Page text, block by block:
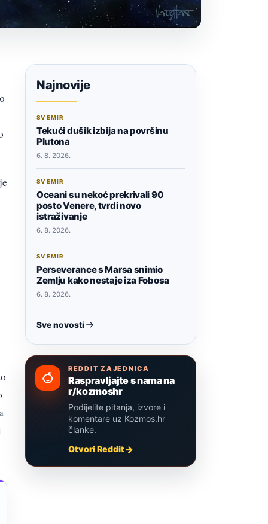
Najnovije
SVEMIR
Tekući dušik izbija na površinu
Plutona
6. 8. 2026.
SVEMIR
Oceani su nekoć prekrivali 90
posto Venere, tvrdi novo
istraživanje
6. 8. 2026.
SVEMIR
Perseverance s Marsa snimio
Zemlju kako nestaje iza Fobosa
6. 8. 2026.
Sve novosti
REDDIT ZAJEDNICA
Raspravljajte s nama na
r/kozmoshr
Podijelite pitanja, izvore i
komentare uz Kozmos.hr
članke.
Otvori Reddit